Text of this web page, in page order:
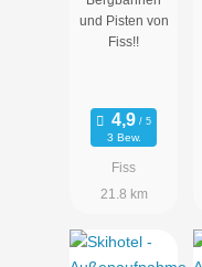
und Pisten von
Fiss!!
3 Bew.
Fiss
21.8 km